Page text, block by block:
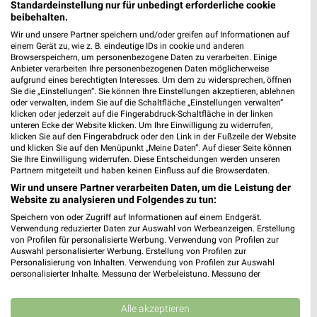
Gültig bis Fr. 14.08. Gültig bis Fr. 14.08.
REWE
4,4 km
Angebote ab 03.08.
Noch morgen gültig
XXXLutz
58,2 km
Badezimmer-Testerinnen
Noch heute gültig
XXXLutz
Standardeinstellung nur für unbedingt erforderliche cookie
beibehalten.
Wir und unsere Partner speichern und/oder greifen auf Informationen auf
einem Gerät zu, wie z. B. eindeutige IDs in cookie und anderen
Browserspeichern, um personenbezogene Daten zu verarbeiten. Einige
Anbieter verarbeiten Ihre personenbezogenen Daten möglicherweise
aufgrund eines berechtigten Interesses. Um dem zu widersprechen, öffnen
Sie die „Einstellungen“. Sie können Ihre Einstellungen akzeptieren, ablehnen
oder verwalten, indem Sie auf die Schaltfläche „Einstellungen verwalten“
klicken oder jederzeit auf die Fingerabdruck-Schaltfläche in der linken
unteren Ecke der Website klicken. Um Ihre Einwilligung zu widerrufen,
klicken Sie auf den Fingerabdruck oder den Link in der Fußzeile der Website
und klicken Sie auf den Menüpunkt „Meine Daten“. Auf dieser Seite können
Sie Ihre Einwilligung widerrufen. Diese Entscheidungen werden unseren
Partnern mitgeteilt und haben keinen Einfluss auf die Browserdaten.
Wir und unsere Partner verarbeiten Daten, um die Leistung der
Website zu analysieren und Folgendes zu tun:
Speichern von oder Zugriff auf Informationen auf einem Endgerät.
Verwendung reduzierter Daten zur Auswahl von Werbeanzeigen. Erstellung
von Profilen für personalisierte Werbung. Verwendung von Profilen zur
Auswahl personalisierter Werbung. Erstellung von Profilen zur
Personalisierung von Inhalten. Verwendung von Profilen zur Auswahl
personalisierter Inhalte. Messung der Werbeleistung. Messung der
Kombinationen von Daten aus verschiedenen Quellen. Entwicklung und
Verbesserung der Angebote. Verwendung reduzierter Daten zur Auswahl
Alle akzeptieren